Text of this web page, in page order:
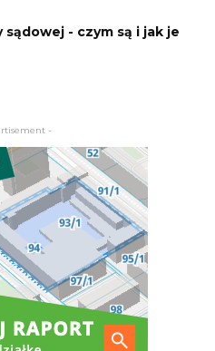
sądowej - czym są i jak je
-